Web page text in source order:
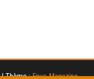
|Thème :Envo Magazine